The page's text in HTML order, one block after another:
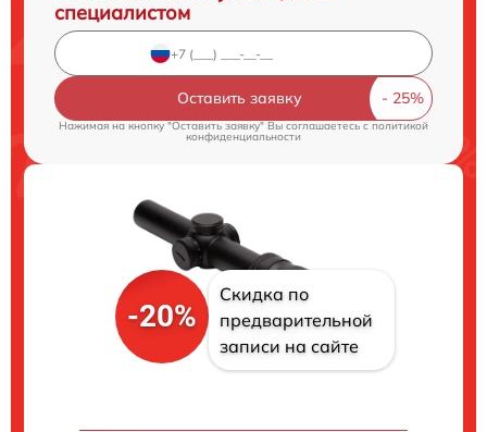
специалистом
Оставить заявку
Нажимая на кнопку "Оставить заявку" Вы соглашаетесь cполитикой
конфиденциальности
-20%
Скидка по
предварительной
записи на сайте